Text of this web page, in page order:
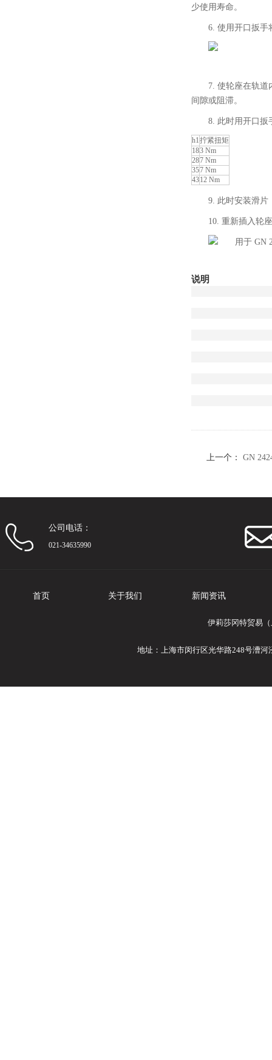
少使用寿命。
6. 使用开口扳手
7. 使轮座在轨
间隙或阻滞。
8. 此时用开口扳
h1拧紧扭矩
183 Nm
287 Nm
357 Nm
4312 Nm
9. 此时安装滑片
10. 重新插入轮
说明
上一个： GN
公司电话：
021-34635990
首页 关于我们 新闻资讯
伊莉莎冈特贸易
地址：上海市闵行区光华路248号漕